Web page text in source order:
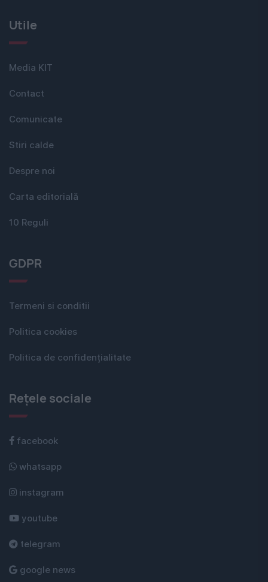
Utile
Media KIT
Contact
Comunicate
Stiri calde
Despre noi
Carta editorială
10 Reguli
GDPR
Termeni si conditii
Politica cookies
Politica de confidențialitate
Rețele sociale
facebook
whatsapp
instagram
youtube
telegram
google news